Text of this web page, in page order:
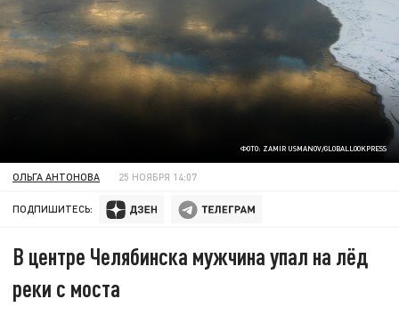
ФОТО: ZAMIR USMANOV/GLOBALLOOKPRESS
ОЛЬГА АНТОНОВА 25 НОЯБРЯ 14:07
ПОДПИШИТЕСЬ:
В центре Челябинска мужчина упал на лёд
реки с моста